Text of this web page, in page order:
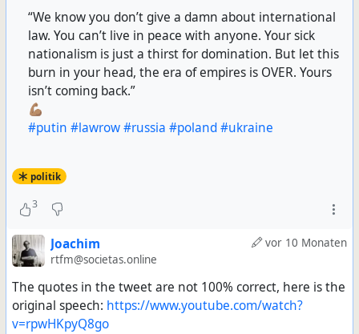
“We know you don’t give a damn about international
law. You can’t live in peace with anyone. Your sick
nationalism is just a thirst for domination. But let this
burn in your head, the era of empires is OVER. Yours
isn’t coming back.”
💪🏽
#putin #lawrow#russia #poland#ukraine
politik
3
vor 10 Monaten
Joachim
rtfm@societas.online
The quotes in the tweet are not 100% correct, here is the
original speech: https://www.youtube.com/watch?
v=rpwHKpyQ8go